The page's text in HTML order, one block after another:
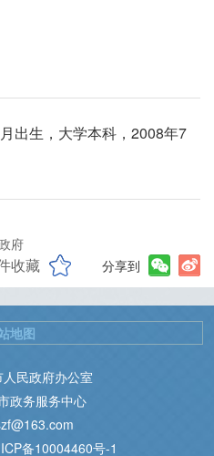
出生，大学本科，2008年7
府
收藏 分享到
民政府办公室
政务服务中心
备10004460号-1
地图